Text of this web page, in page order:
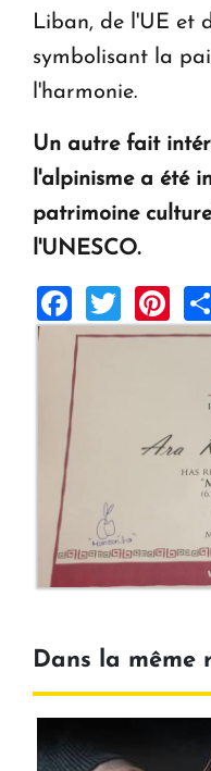
Liban, de l'UE et
symbolisant la
l'harmonie.
Un autre fait
l'alpinisme a été
patrimoine
l'UNESCO.
Dans la même